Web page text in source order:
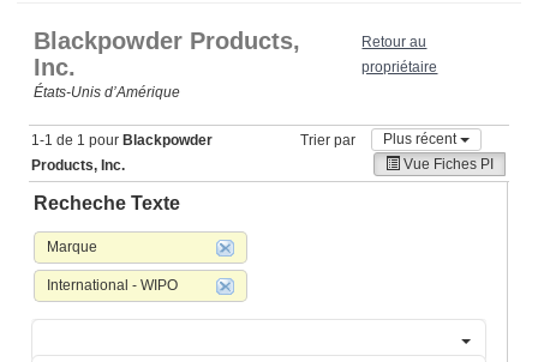
Blackpowder Products,
Inc.
États‑Unis d’Amérique
Retour au
propriétaire
1-1 de 1 pour Blackpowder
Products, Inc.
Trier par
Plus récent
Vue Fiches PI
Recheche Texte
Marque
International - WIPO